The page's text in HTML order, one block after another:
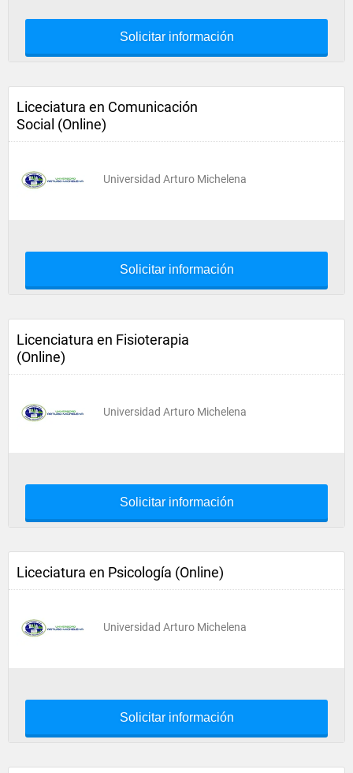
Solicitar información
Liceciatura en Comunicación
Social (Online)
Universidad Arturo Michelena
Solicitar información
Licenciatura en Fisioterapia
(Online)
Universidad Arturo Michelena
Solicitar información
Liceciatura en Psicología (Online)
Universidad Arturo Michelena
Solicitar información